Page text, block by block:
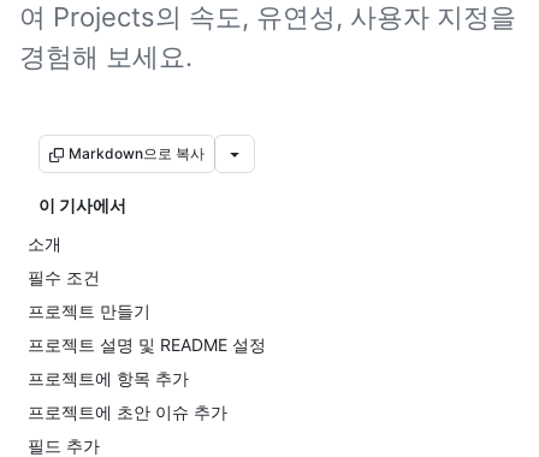
여 Projects의 속도, 유연성, 사용자 지정을
경험해 보세요.
Markdown으로 복사
이 기사에서
소개
필수 조건
프로젝트 만들기
프로젝트 설명 및 README 설정
프로젝트에 항목 추가
프로젝트에 초안 이슈 추가
필드 추가